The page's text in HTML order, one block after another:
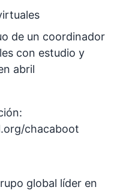
de un coordinador
con estudio y
abril
chacaboot
global líder en